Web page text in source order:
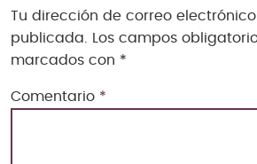
Tu dirección de correo
publicada. Los campos
marcados con *
Comentario *